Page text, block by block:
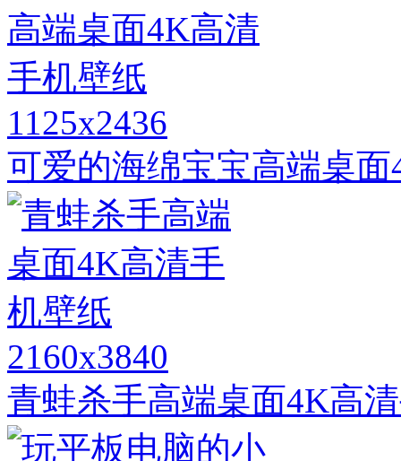
1125x2436
可爱的海绵宝宝高端桌
2160x3840
青蛙杀手高端桌面4K高